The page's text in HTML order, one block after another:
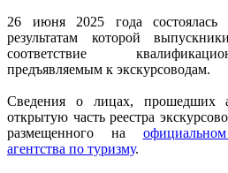
26 июня 2025 года состоялась
результатам которой
соответствие
предъявляемым к экскурсоводам.
Сведения о лицах, прошедших
открытую часть реестра
размещенного на
агентства по туризму.